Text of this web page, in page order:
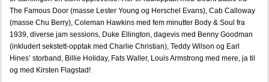
Jazz 1920-1940
Jazz 1940-1950
Jazz 1950-1960
The Famous Door (masse Lester Young og Herschel Evans), Cab Calloway
(masse Chu Berry), Coleman Hawkins med fem minutter Body & Soul fra
1939, diverse jam sessions, Duke Ellington, dagevis med Benny Goodman
(inkludert sekstett-opptak med Charlie Christian), Teddy Wilson og Earl
Hines’ storband, Billie Holiday, Fats Waller, Louis Armstrong med mere, ja til
og med Kirsten Flagstad!